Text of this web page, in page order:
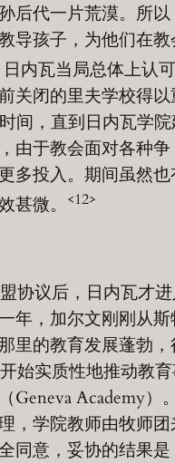
后代一片荒漠。所以
导孩子，为他们在教
日内瓦当局总体上认
关闭的里夫学校得以
间，直到日内瓦学
由于教会面对各种争
多投入。期间虽然也
甚微。
<12>
协议后，日内瓦才
年，加尔文刚刚从斯
里的教育发展蓬勃，
始实质性地推动教
Geneva Academy）
，学院教师由牧师团
同意，妥协的结果是